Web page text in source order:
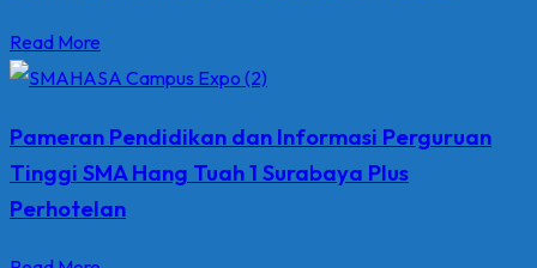
Read More
Pameran Pendidikan dan Informasi Perguruan
Tinggi SMA Hang Tuah 1 Surabaya Plus
Perhotelan